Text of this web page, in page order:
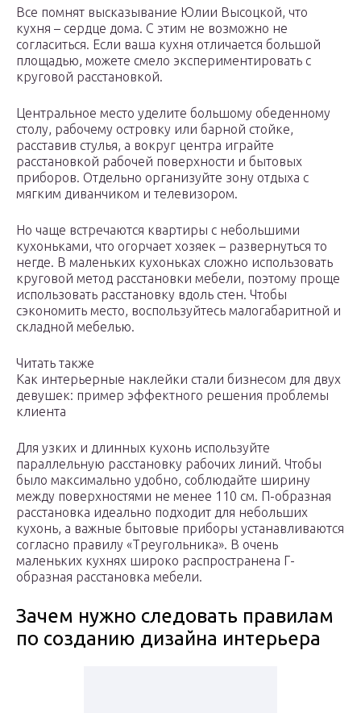
Все помнят высказывание Юлии Высоцкой, что
кухня – сердце дома. С этим не возможно не
согласиться. Если ваша кухня отличается большой
площадью, можете смело экспериментировать с
круговой расстановкой.
Центральное место уделите большому обеденному
столу, рабочему островку или барной стойке,
расставив стулья, а вокруг центра играйте
расстановкой рабочей поверхности и бытовых
приборов. Отдельно организуйте зону отдыха с
мягким диванчиком и телевизором.
Но чаще встречаются квартиры с небольшими
кухоньками, что огорчает хозяек – развернуться то
негде. В маленьких кухоньках сложно использовать
круговой метод расстановки мебели, поэтому проще
использовать расстановку вдоль стен. Чтобы
сэкономить место, воспользуйтесь малогабаритной и
складной мебелью.
Читать также
Как интерьерные наклейки стали бизнесом для двух
девушек: пример эффектного решения проблемы
клиента
Для узких и длинных кухонь используйте
параллельную расстановку рабочих линий. Чтобы
было максимально удобно, соблюдайте ширину
между поверхностями не менее 110 см. П-образная
расстановка идеально подходит для небольших
кухонь, а важные бытовые приборы устанавливаются
согласно правилу «Треугольника». В очень
маленьких кухнях широко распространена Г-
образная расстановка мебели.
Зачем нужно следовать правилам
по созданию дизайна интерьера